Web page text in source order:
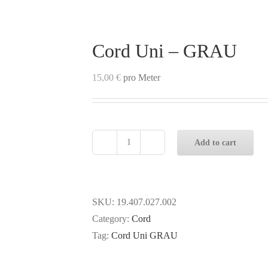
Cord Uni – GRAU
15,00 € pro Meter
GRAU
quantity
Add to cart
SKU: 19.407.027.002
Category: Cord
Tag: Cord Uni GRAU